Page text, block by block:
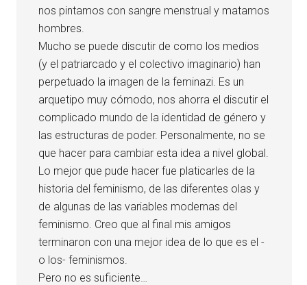
nos pintamos con sangre menstrual y matamos
hombres.
Mucho se puede discutir de como los medios
(y el patriarcado y el colectivo imaginario) han
perpetuado la imagen de la feminazi. Es un
arquetipo muy cómodo, nos ahorra el discutir el
complicado mundo de la identidad de género y
las estructuras de poder. Personalmente, no se
que hacer para cambiar esta idea a nivel global.
Lo mejor que pude hacer fue platicarles de la
historia del feminismo, de las diferentes olas y
de algunas de las variables modernas del
feminismo. Creo que al final mis amigos
terminaron con una mejor idea de lo que es el -
o los- feminismos.
Pero no es suficiente…